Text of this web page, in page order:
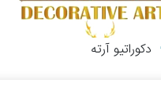
دکوراتیو آرته